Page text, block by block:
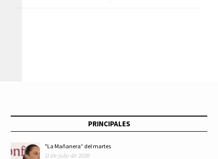
PRINCIPALES
"La Mañanera” del martes
11 de julio de 2026